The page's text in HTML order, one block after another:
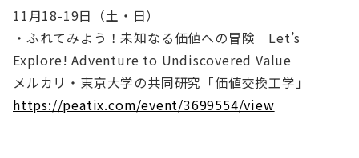
11月18-19日（土・日）
・ふれてみよう！未知なる価値への冒険 Let’s
Explore! Adventure to Undiscovered Value
メルカリ・東京大学の共同研究「価値交換工学」
https://peatix.com/event/3699554/view